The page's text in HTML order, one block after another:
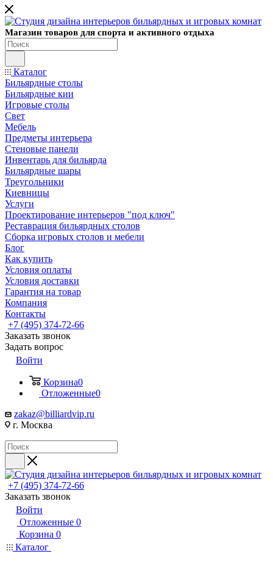
Магазин товаров для спорта и активного отдыха
Каталог
Бильярдные столы
Бильярдные кии
Игровые столы
Свет
Мебель
Предметы интерьера
Стеновые панели
Инвентарь для бильярда
Бильярдные шары
Треугольники
Киевницы
Услуги
Проектирование интерьеров "под ключ"
Реставрация бильярдных столов
Сборка игровых столов и мебели
Блог
Как купить
Условия оплаты
Условия доставки
Гарантия на товар
Компания
Контакты
+7 (495) 374-72-66
Заказать звонок
Задать вопрос
Войти
Корзина0
Отложенные0
zakaz@billiardvip.ru
г. Москва
+7 (495) 374-72-66
Заказать звонок
Войти
Отложенные 0
Корзина 0
Каталог